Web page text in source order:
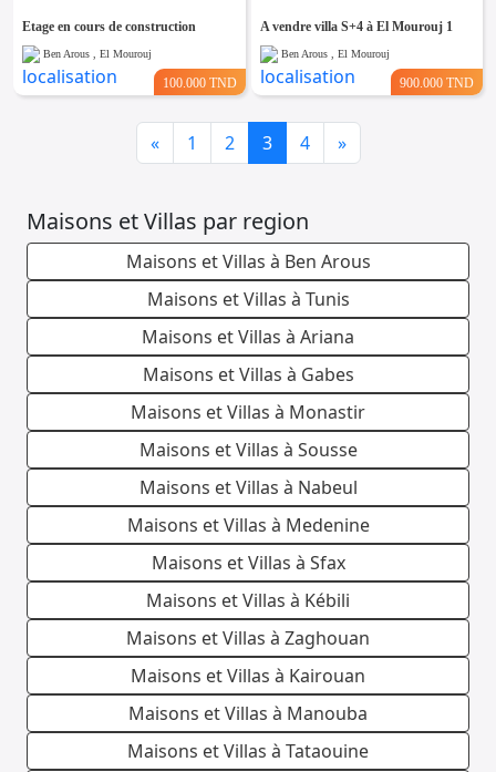
Etage en cours de construction
Ben Arous , El Mourouj
100.000 TND
A vendre villa S+4 à El Mourouj 1
Ben Arous , El Mourouj
900.000 TND
«Previous
1 2 3 4 »Next
Maisons et Villas par region
Maisons et Villas à Ben Arous
Maisons et Villas à Tunis
Maisons et Villas à Ariana
Maisons et Villas à Gabes
Maisons et Villas à Monastir
Maisons et Villas à Sousse
Maisons et Villas à Nabeul
Maisons et Villas à Medenine
Maisons et Villas à Sfax
Maisons et Villas à Kébili
Maisons et Villas à Zaghouan
Maisons et Villas à Kairouan
Maisons et Villas à Manouba
Maisons et Villas à Tataouine